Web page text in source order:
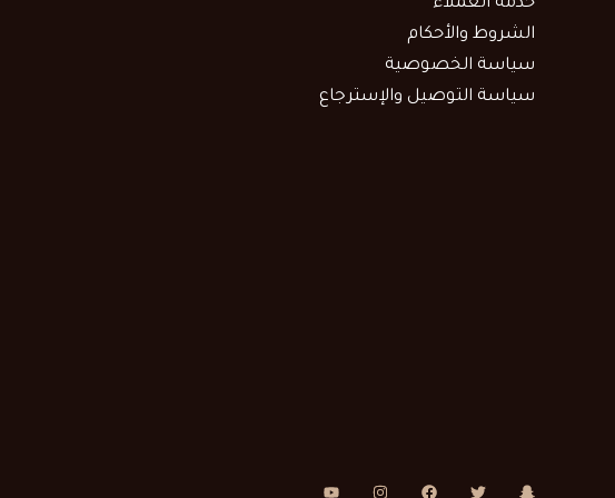
خدمة العملاء
الشروط والأحكام
سياسة الخصوصية
سياسة التوصيل والإسترجاع